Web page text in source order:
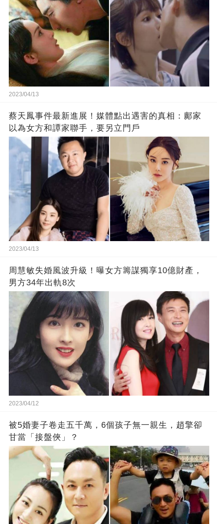
2023/04/13
蔡天鳳事件最新進展！媒體點出遇害的真相：鄺家
以為女方和譚家聯手，要另立門戶
2023/04/13
周慧敏失婚風波升級！曝女方籌謀獨享10億財產，
男方34年出軌8次
2023/04/12
被5婚妻子卷走五千萬，6個孩子無一親生，趙擎卻
甘當「接盤俠」？